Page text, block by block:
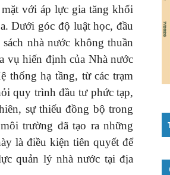
với áp lực gia tăng khối
Dưới góc độ luật học, đầu
nhà nước không thuần
vụ hiến định của Nhà nước
thống hạ tầng, từ các trạm
quy trình đầu tư phức tạp,
sự thiếu đồng bộ trong
trường đã tạo ra những
là điều kiện tiên quyết để
quản lý nhà nước tại địa